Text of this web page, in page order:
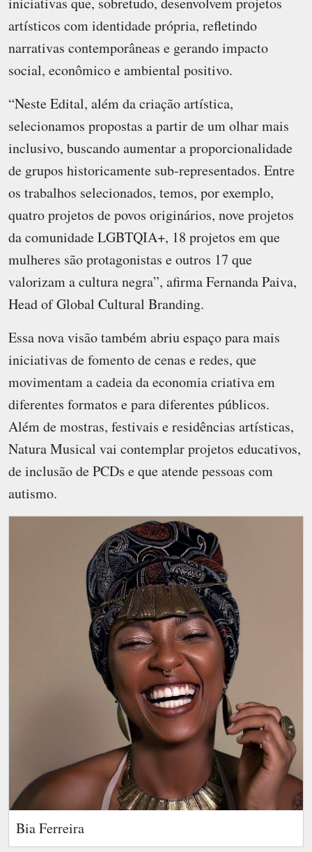
artísticos com identidade própria, refletindo
narrativas contemporâneas e gerando impacto
social, econômico e ambiental positivo.
“Neste Edital, além da criação artística,
selecionamos propostas a partir de um olhar mais
inclusivo, buscando aumentar a proporcionalidade
de grupos historicamente sub-representados. Entre
os trabalhos selecionados, temos, por exemplo,
quatro projetos de povos originários, nove projetos
da comunidade LGBTQIA+, 18 projetos em que
mulheres são protagonistas e outros 17 que
valorizam a cultura negra”, afirma Fernanda Paiva,
Head of Global Cultural Branding.
Essa nova visão também abriu espaço para mais
iniciativas de fomento de cenas e redes, que
movimentam a cadeia da economia criativa em
diferentes formatos e para diferentes públicos.
Além de mostras, festivais e residências artísticas,
Natura Musical vai contemplar projetos educativos,
de inclusão de PCDs e que atende pessoas com
autismo.
Bia Ferreira